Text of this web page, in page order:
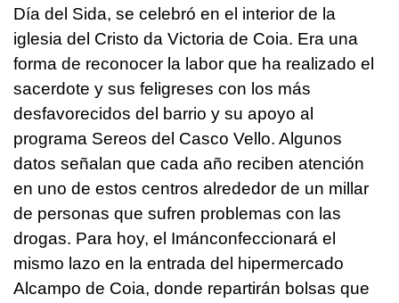
Día del Sida, se celebró en el interior de la
iglesia del Cristo da Victoria de Coia. Era una
forma de reconocer la labor que ha realizado el
sacerdote y sus feligreses con los más
desfavorecidos del barrio y su apoyo al
programa Sereos del Casco Vello. Algunos
datos señalan que cada año reciben atención
en uno de estos centros alrededor de un millar
de personas que sufren problemas con las
drogas. Para hoy, el Imánconfeccionará el
mismo lazo en la entrada del hipermercado
Alcampo de Coia, donde repartirán bolsas que